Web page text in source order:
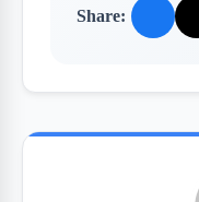
Share: